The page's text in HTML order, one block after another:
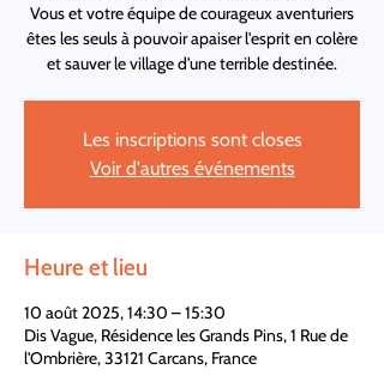
Vous et votre équipe de courageux aventuriers
êtes les seuls à pouvoir apaiser l'esprit en colère
et sauver le village d'une terrible destinée.
Les inscriptions sont closes
Voir d'autres événements
Heure et lieu
10 août 2025, 14:30 – 15:30
Dis Vague, Résidence les Grands Pins, 1 Rue de
l'Ombrière, 33121 Carcans, France